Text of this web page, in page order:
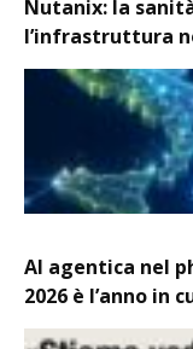
Nutanix: la
l’infrastruttura
AI agentica nel
2026 è l’anno in